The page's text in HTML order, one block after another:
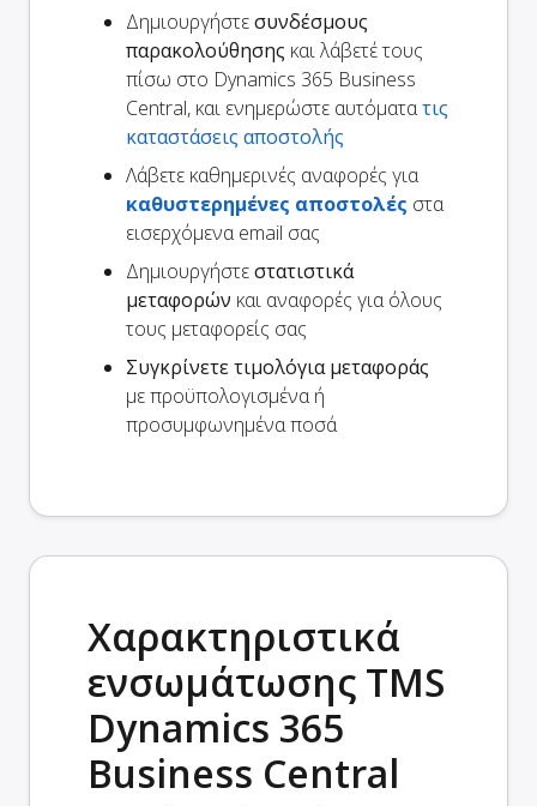
Δημιουργήστεσυνδέσμους
παρακολούθησης και λάβετέ τους
πίσω στο Dynamics 365 Business
Central, και ενημερώστε αυτόματατις
καταστάσεις αποστολής
Λάβετε καθημερινές αναφορές για
καθυστερημένες αποστολές στα
εισερχόμενα email σας
Δημιουργήστεστατιστικά
μεταφορών και αναφορές για όλους
τους μεταφορείς σας
Συγκρίνετε τιμολόγια μεταφοράς
με προϋπολογισμένα ή
προσυμφωνημένα ποσά
Χαρακτηριστικά
ενσωμάτωσης TMS
Dynamics 365
Business Central